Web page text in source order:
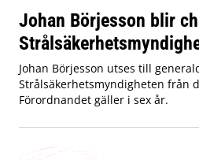
Johan Börjesson blir
Johan Börjesson utses till
Strålsäkerhetsmyndigheten från
Förordnandet gäller i sex år.